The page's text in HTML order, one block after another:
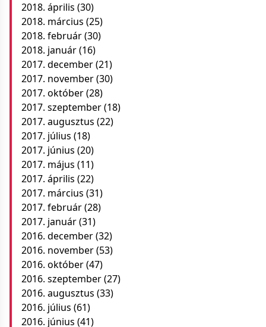
2018. április (30)
2018. március (25)
2018. február(30)
2018. január(16)
2017. december(21)
2017. november(30)
2017. október(28)
2017. szeptember(18)
2017. augusztus (22)
2017. július (18)
2017. június (20)
2017. május (11)
2017. április (22)
2017. március (31)
2017. február(28)
2017. január(31)
2016. december(32)
2016. november(53)
2016. október(47)
2016. szeptember(27)
2016. augusztus (33)
2016. július (61)
2016. június (41)